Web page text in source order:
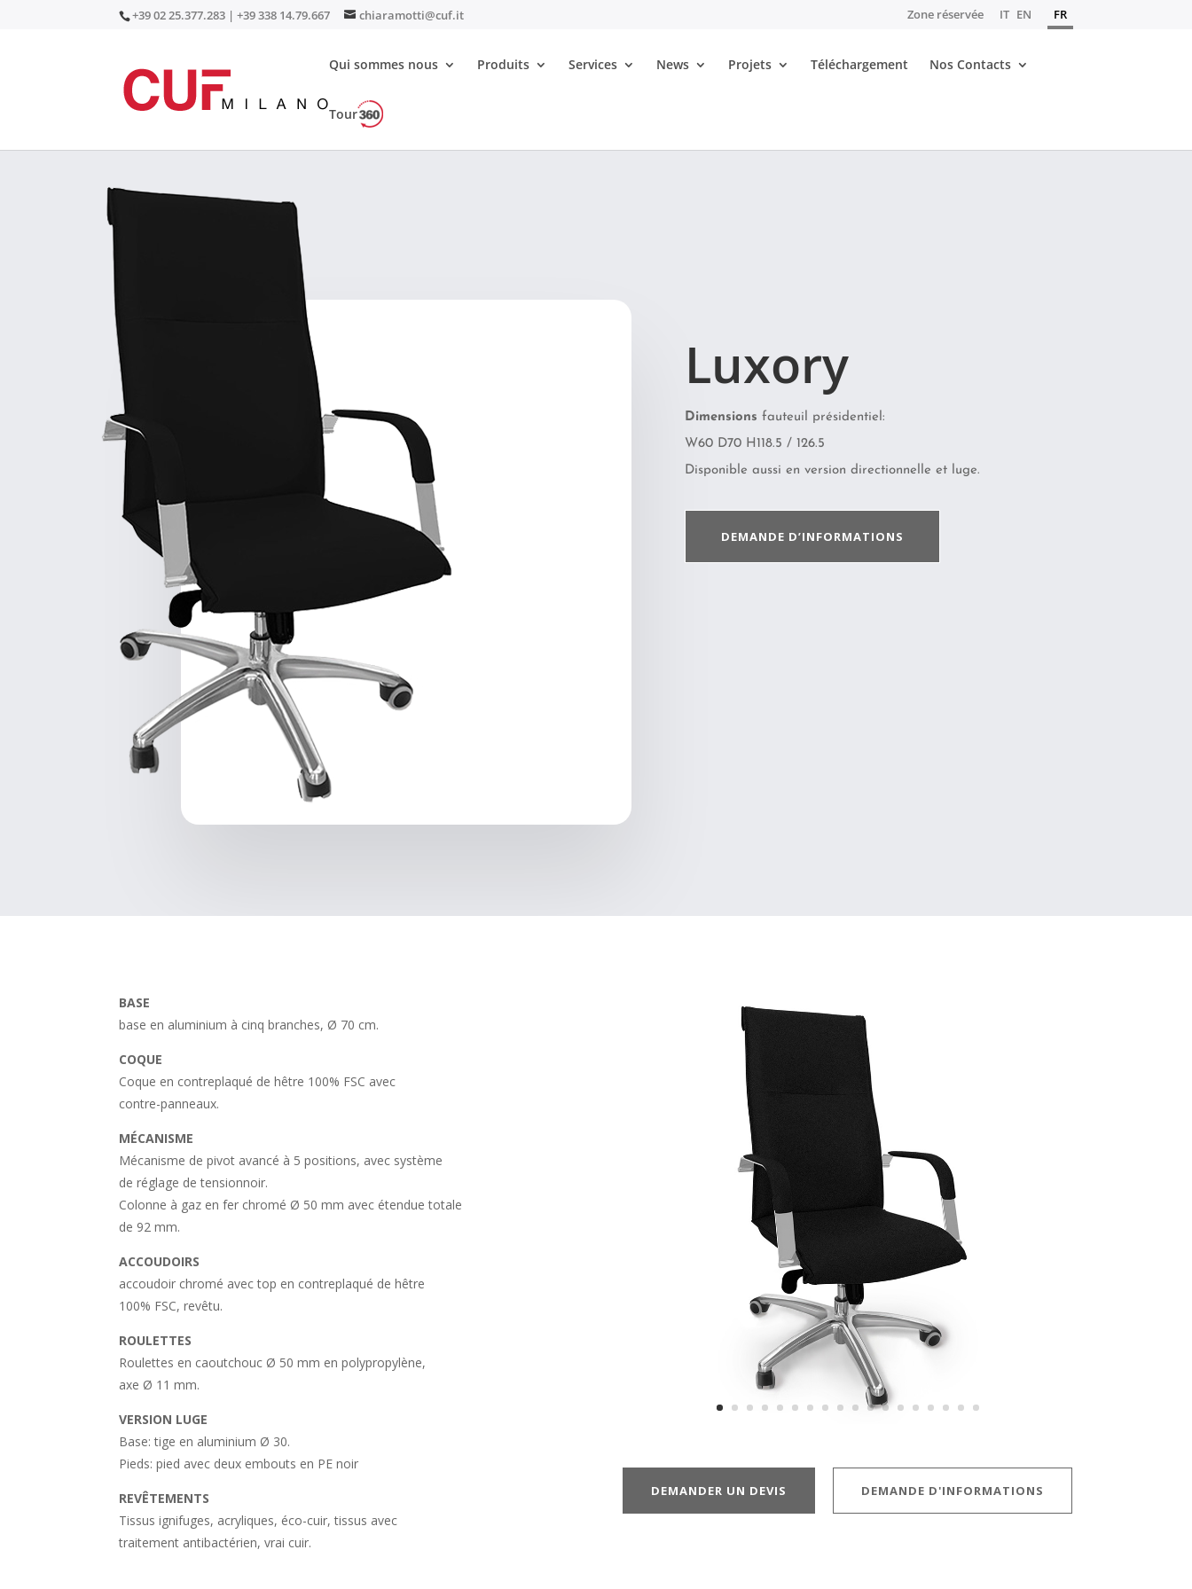
+39 02 25.377.283 | +39 338 14.79.667 chiaramotti@cuf.it Zone réservée IT EN FR
Qui sommes nous Produits Services News Projets Téléchargement Nos Contacts
Tour
/ Luxory
Luxory
Dimensions fauteuil présidentiel:
W60 D70 H118.5 / 126.5
Disponible aussi en version directionnelle et luge.
DEMANDE D’INFORMATIONS
BASE
base en aluminium à cinq branches, Ø 70 cm.
COQUE
Coque en contreplaqué de hêtre 100% FSC avec
contre-panneaux.
MÉCANISME
Mécanisme de pivot avancé à 5 positions, avec système
de réglage de tensionnoir.
Colonne à gaz en fer chromé Ø 50 mm avec étendue totale
de 92 mm.
ACCOUDOIRS
accoudoir chromé avec top en contreplaqué de hêtre
100% FSC, revêtu.
ROULETTES
Roulettes en caoutchouc Ø 50 mm en polypropylène,
axe Ø 11 mm.
VERSION LUGE
Base: tige en aluminium Ø 30.
Pieds: pied avec deux embouts en PE noir
REVÊTEMENTS
Tissus ignifuges, acryliques, éco-cuir, tissus avec
traitement antibactérien, vrai cuir.
DEMANDER UN DEVIS DEMANDE D'INFORMATIONS